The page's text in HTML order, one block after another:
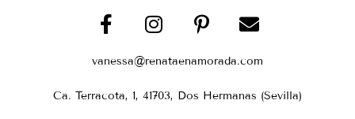
vanessa@renataenamorada.com
Ca. Terracota, 1, 41703, Dos Hermanas (Sevilla)